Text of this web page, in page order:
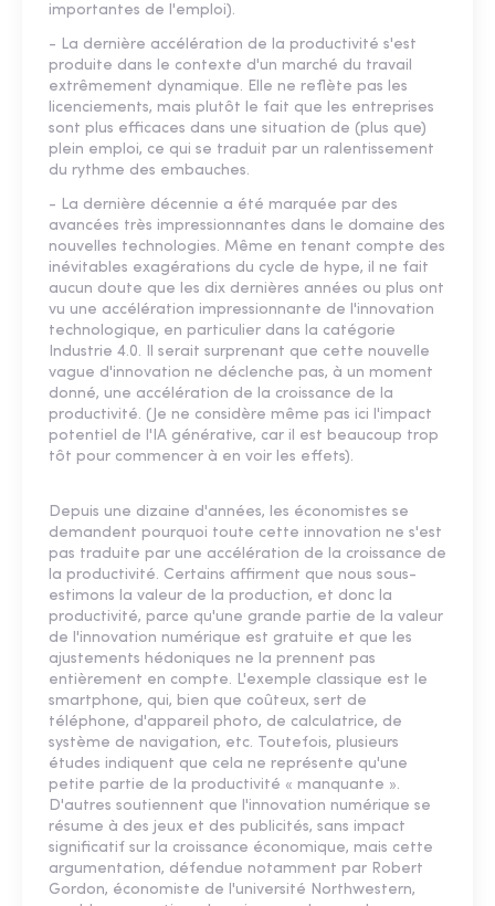
importantes de l'emploi).
- La dernière accélération de la productivité s'est
produite dans le contexte d'un marché du travail
extrêmement dynamique. Elle ne reflète pas les
licenciements, mais plutôt le fait que les entreprises
sont plus efficaces dans une situation de (plus que)
plein emploi, ce qui se traduit par un ralentissement
du rythme des embauches.
- La dernière décennie a été marquée par des
avancées très impressionnantes dans le domaine des
nouvelles technologies. Même en tenant compte des
inévitables exagérations du cycle de hype, il ne fait
aucun doute que les dix dernières années ou plus ont
vu une accélération impressionnante de l'innovation
technologique, en particulier dans la catégorie
Industrie 4.0. Il serait surprenant que cette nouvelle
vague d'innovation ne déclenche pas, à un moment
donné, une accélération de la croissance de la
productivité. (Je ne considère même pas ici l'impact
potentiel de l'IA générative, car il est beaucoup trop
tôt pour commencer à en voir les effets).
Depuis une dizaine d'années, les économistes se
demandent pourquoi toute cette innovation ne s'est
pas traduite par une accélération de la croissance de
la productivité. Certains affirment que nous sous-
estimons la valeur de la production, et donc la
productivité, parce qu'une grande partie de la valeur
de l'innovation numérique est gratuite et que les
ajustements hédoniques ne la prennent pas
entièrement en compte. L'exemple classique est le
smartphone, qui, bien que coûteux, sert de
téléphone, d'appareil photo, de calculatrice, de
système de navigation, etc. Toutefois, plusieurs
études indiquent que cela ne représente qu'une
petite partie de la productivité « manquante ».
D'autres soutiennent que l'innovation numérique se
résume à des jeux et des publicités, sans impact
significatif sur la croissance économique, mais cette
argumentation, défendue notamment par Robert
Gordon, économiste de l'université Northwestern,